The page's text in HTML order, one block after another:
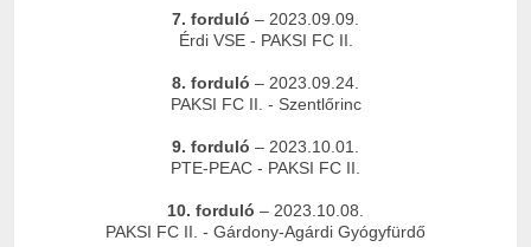
7. forduló – 2023.09.09.
Érdi VSE - PAKSI FC II.
8. forduló – 2023.09.24.
PAKSI FC II. - Szentlőrinc
9. forduló – 2023.10.01.
PTE-PEAC - PAKSI FC II.
10. forduló – 2023.10.08.
PAKSI FC II. - Gárdony-Agárdi Gyógyfürdő